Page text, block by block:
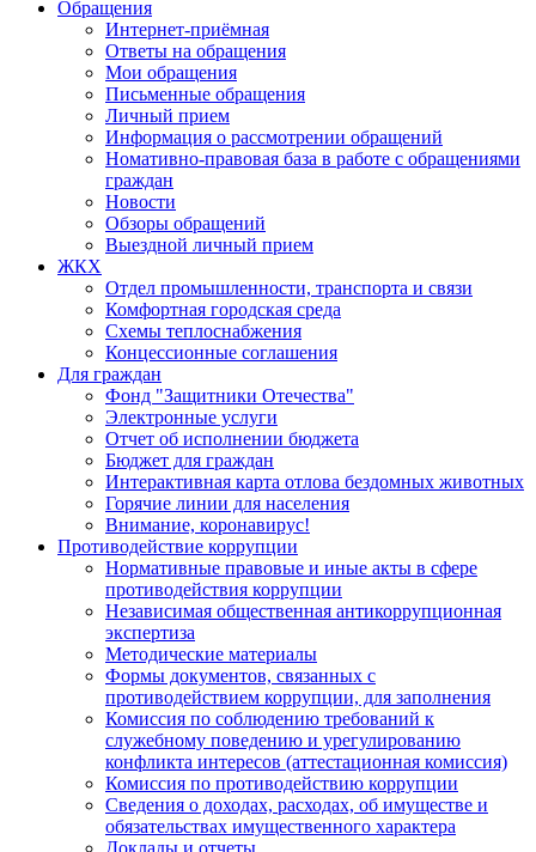
Обращения
Интернет-приёмная
Ответы на обращения
Мои обращения
Письменные обращения
Личный прием
Информация о рассмотрении обращений
Номативно-правовая база в работе с обращениями
граждан
Новости
Обзоры обращений
Выездной личный прием
ЖКХ
Отдел промышленности, транспорта и связи
Комфортная городская среда
Схемы теплоснабжения
Концессионные соглашения
Для граждан
Фонд "Защитники Отечества"
Электронные услуги
Отчет об исполнении бюджета
Бюджет для граждан
Интерактивная карта отлова бездомных животных
Горячие линии для населения
Внимание, коронавирус!
Противодействие коррупции
Нормативные правовые и иные акты в сфере
противодействия коррупции
Независимая общественная антикоррупционная
экспертиза
Методические материалы
Формы документов, связанных с
противодействием коррупции, для заполнения
Комиссия по соблюдению требований к
служебному поведению и урегулированию
конфликта интересов (аттестационная комиссия)
Комиссия по противодействию коррупции
Сведения о доходах, расходах, об имуществе и
обязательствах имущественного характера
Доклады и отчеты